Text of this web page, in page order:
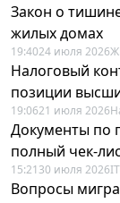
Закон о
жилых домах
19:4024 июля 2026
Налоговый
позиции
19:0621 июля 2026
Документы по
полный чек-
15:21 30 июля 2026IT
Вопросы